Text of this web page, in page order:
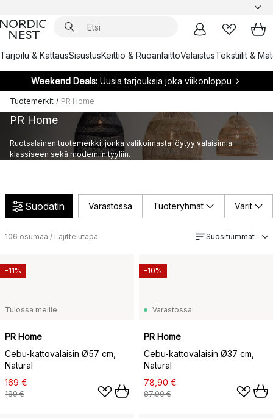
Tarjoilu & KattausSisustusKeittiö & RuoanlaittoValaistusTekstiilit &
Weekend Deals:Uusia tarjouksia joka viikonloppu
Tuotemerkit / PR Home
PR Home
Ruotsalainen tuotemerkki, jonka valikoimasta löytyy valaisimia
klassiseen sekä moderniin tyyliin.
Suodatin Varastossa Tuoteryhmät Värit
106 osumaa / Lajittelutapa: Suosituimmat
Tulossa meille
PR Home
Cebu-kattovalaisin Ø57 cm,
Natural
169 €
189 €
-11%
Varastossa
PR Home
Cebu-kattovalaisin Ø37 cm,
Natural
78,90 €
87,90 €
-10%